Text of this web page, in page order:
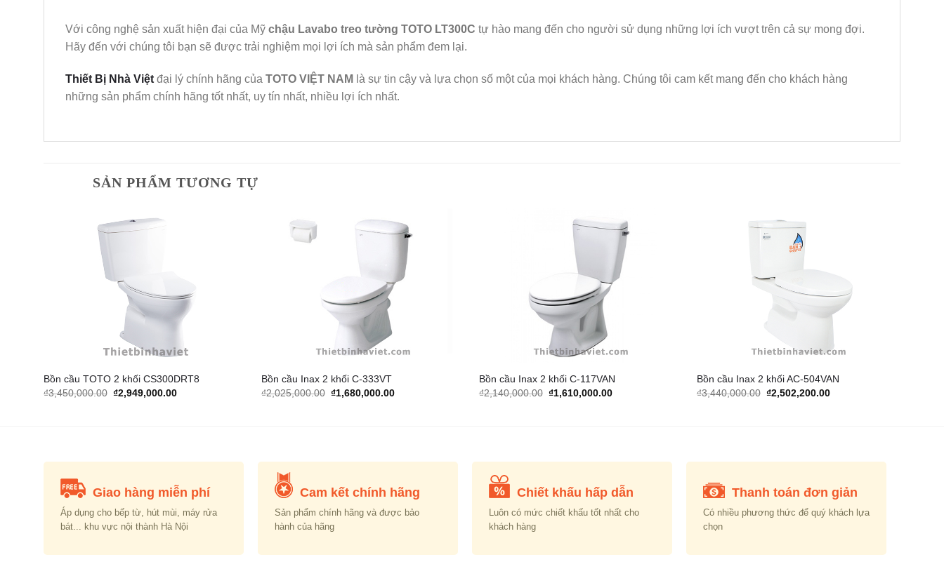
Với công nghệ sản xuất hiện đại của Mỹ chậu Lavabo treo tường TOTO LT300C tự hào mang đến cho người sử dụng những lợi ích vượt trên cả sự mong đợi.
Hãy đến với chúng tôi bạn sẽ được trải nghiệm mọi lợi ích mà sản phẩm đem lại.
Thiết Bị Nhà Việt đại lý chính hãng của TOTO VIỆT NAM là sự tin cậy và lựa chọn số một của mọi khách hàng. Chúng tôi cam kết mang đến cho khách hàng
những sản phẩm chính hãng tốt nhất, uy tín nhất, nhiều lợi ích nhất.
SẢN PHẨM TƯƠNG TỰ
Bồn cầu TOTO 2 khối CS300DRT8
₫3,450,000.00 Original
₫2,949,000.00Current
Bồn cầu Inax 2 khối C-333VT
₫2,025,000.00 Original
₫1,680,000.00Current
Bồn cầu Inax 2 khối C-117VAN
₫2,140,000.00 Original
₫1,610,000.00Current
Bồn cầu Inax 2 khối AC-504VAN
₫3,440,000.00 Original
₫2,502,200.00Current
Giao hàng miễn phí
Áp dụng cho bếp từ, hút mùi, máy rửa
bát... khu vực nội thành Hà Nội
Cam kết chính hãng
Sản phẩm chính hãng và được bảo
hành của hãng
Chiết khấu hấp dẫn
Luôn có mức chiết khấu tốt nhất cho
khách hàng
Thanh toán đơn giản
Có nhiều phương thức để quý khách lựa
chọn